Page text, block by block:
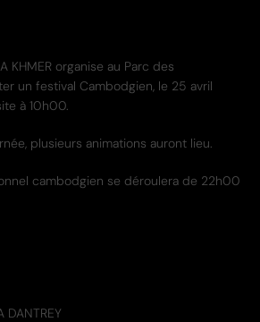
KHMER organise au Parc des
un festival Cambodgien, le 25 avril
à 10h00.
plusieurs animations auront lieu.
cambodgien se déroulera de 22h00
DANTREY